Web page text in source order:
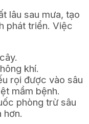
lâu sau mưa, tạo
phát triển. Việc
khí.
rọi được vào sâu
mầm bệnh.
phòng trừ sâu
hơn.